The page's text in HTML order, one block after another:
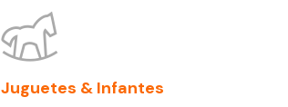
Juguetes & Infantes